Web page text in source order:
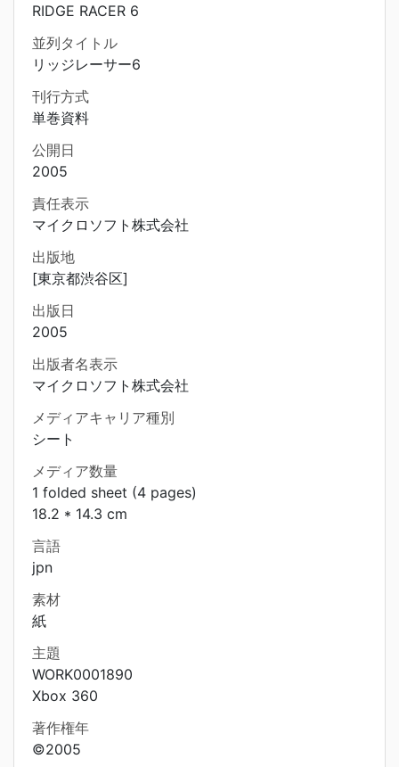
RIDGE RACER 6
並列タイトル
リッジレーサー6
刊行方式
単巻資料
公開日
2005
責任表示
マイクロソフト株式会社
出版地
[東京都渋谷区]
出版日
2005
出版者名表示
マイクロソフト株式会社
メディアキャリア種別
シート
メディア数量
1 folded sheet (4 pages)
18.2 * 14.3 cm
言語
jpn
素材
紙
主題
WORK0001890
Xbox 360
著作権年
©2005